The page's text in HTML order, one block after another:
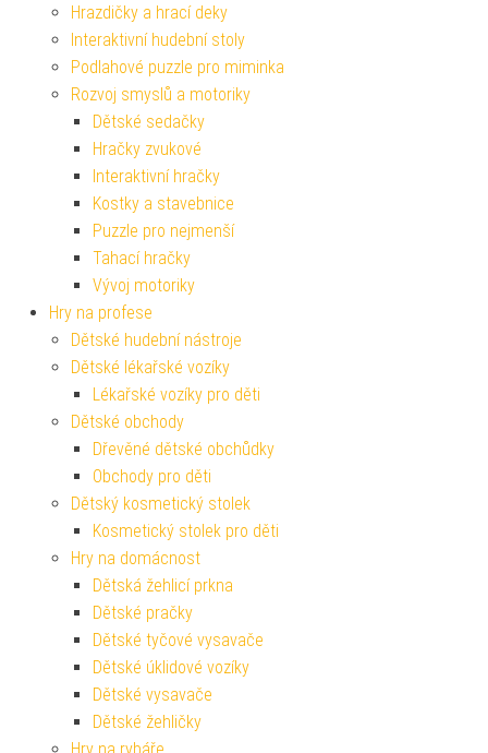
Hrazdičky a hrací deky
Interaktivní hudební stoly
Podlahové puzzle pro miminka
Rozvoj smyslů a motoriky
Dětské sedačky
Hračky zvukové
Interaktivní hračky
Kostky a stavebnice
Puzzle pro nejmenší
Tahací hračky
Vývoj motoriky
Hry na profese
Dětské hudební nástroje
Dětské lékařské vozíky
Lékařské vozíky pro děti
Dětské obchody
Dřevěné dětské obchůdky
Obchody pro děti
Dětský kosmetický stolek
Kosmetický stolek pro děti
Hry na domácnost
Dětská žehlicí prkna
Dětské pračky
Dětské tyčové vysavače
Dětské úklidové vozíky
Dětské vysavače
Dětské žehličky